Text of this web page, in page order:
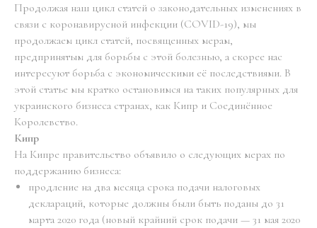
Продолжая наш цикл статей о законодательных изменениях в
связи с коронавирусной инфекции (COVID-19), мы
продолжаем цикл статей, посвященных мерам,
предпринятым для борьбы с этой болезнью, а скорее нас
интересуют борьба с экономическими её последствиями. В
этой статье мы кратко остановимся на таких популярных для
украинского бизнеса странах, как Кипр и Соединённое
Королевство.
Кипр
На Кипре правительство объявило о следующих мерах по
поддержанию бизнеса:
продление на два месяца срока подачи налоговых
деклараций, которые должны были быть поданы до 31
марта 2020 года (новый крайний срок подачи — 31 мая 2020